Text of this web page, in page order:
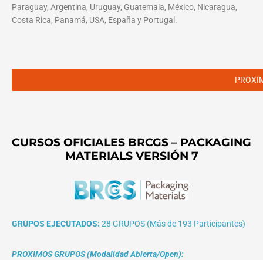
Paraguay, Argentina, Uruguay, Guatemala, México, Nicaragua,
Costa Rica, Panamá, USA, España y Portugal.
CURSOS OFICIALES BRCGS – PACKAGING
MATERIALS VERSIÓN 7
GRUPOS EJECUTADOS: 28 GRUPOS (Más de 193 Participantes)
PROXIMOS GRUPOS (Modalidad Abierta/Open):